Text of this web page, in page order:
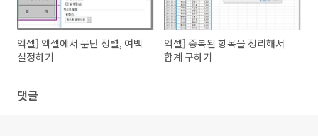
엑셀] 엑셀에서 문단 정렬, 여백
설정하기
엑셀] 중복된 항목을 정리해서
합계 구하기
댓글